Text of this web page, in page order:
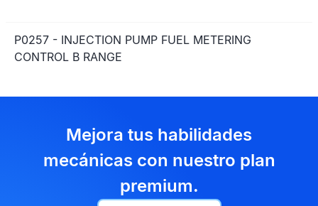
P0257 - INJECTION PUMP FUEL METERING
CONTROL B RANGE
Mejora tus habilidades
mecánicas con nuestro plan
premium.